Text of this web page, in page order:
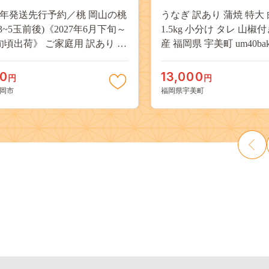
発送先行予約／桃 岡山の桃
玉前後)《2027年6月下旬～
頃出荷》 ご家庭用 訳あり 白
ート 旬 モモ もも 先行予約
果物 岡山県 笠岡市 清水白
円
市
うなぎ 訳あり 蒲焼 特大
1.5kg 小分け タレ 山椒
産 福岡県 宇美町
うなぎ蒲焼 鰻蒲焼き 蒲
き 真空パック 個包装 冷
13,000 円
福岡県宇美町